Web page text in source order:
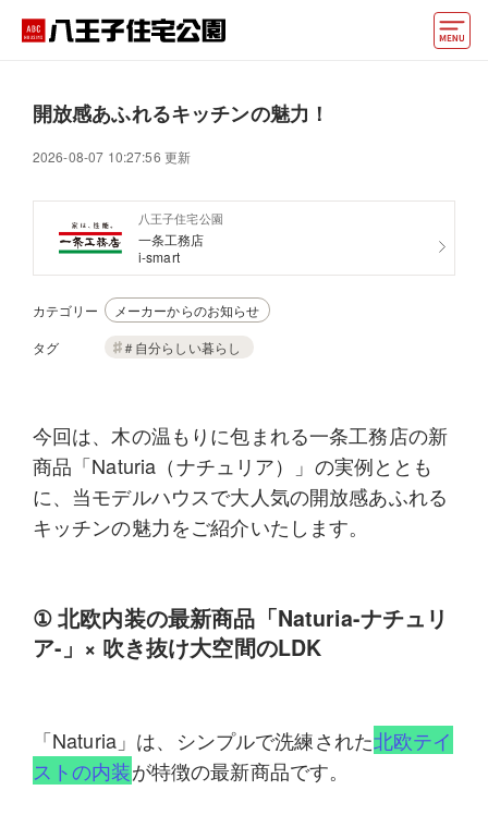
アクセス
好みからモデルハウスを探す
住まいづくりお役立ち情報
開放感あふれるキッチンの魅力！
2026-08-07 10:27:56 更新
八王子住宅公園
一条工務店
i-smart
カテゴリー
メーカーからのお知らせ
タグ
＃自分らしい暮らし
今回は、木の温もりに包まれる一条工務店の新
商品「Naturia （ナチュリア）」の実例ととも
に、当モデルハウスで大人気の開放感あふれる
キッチンの魅力をご紹介いたします。
①北欧内装の最新商品「Naturia-ナチュリ
ア- 」 × 吹き抜け大空間のLDK
「Naturia 」は、シンプルで洗練された北欧テイ
ストの内装が特徴の最新商品です。